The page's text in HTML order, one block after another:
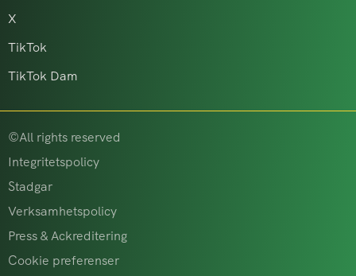
X
TikTok
TikTok Dam
©All rights reserved
Integritetspolicy
Stadgar
Verksamhetspolicy
Press & Ackreditering
Cookie preferenser